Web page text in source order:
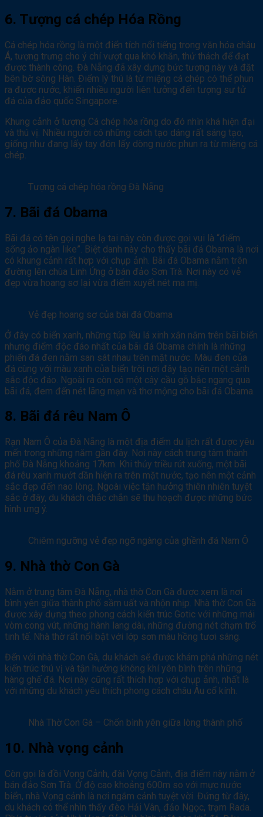
6. Tượng cá chép Hóa Rồng
Cá chép hóa rồng là một điển tích nổi tiếng trong văn hóa châu
Á, tượng trưng cho ý chí vượt qua khó khăn, thử thách để đạt
được thành công. Đà Nẵng đã xây dựng bức tượng này và đặt
bên bờ sông Hàn. Điểm lý thú là từ miệng cá chép có thể phun
ra được nước, khiến nhiều người liên tưởng đến tượng sư tử
đá của đảo quốc Singapore.
Khung cảnh ở tượng Cá chép hóa rồng do đó nhìn khá hiện đại
và thú vị. Nhiều người có những cách tạo dáng rất sáng tạo,
giống như đang lấy tay đón lấy dòng nước phun ra từ miệng cá
chép.
Tượng cá chép hóa rồng Đà Nẵng
7. Bãi đá Obama
Bãi đá có tên gọi nghe lạ tai này còn được gọi vui là “điểm
sống ảo ngàn like”. Biệt danh này cho thấy bãi đá Obama là nơi
có khung cảnh rất hợp với chụp ảnh. Bãi đá Obama nằm trên
đường lên chùa Linh Ứng ở bán đảo Sơn Trà. Nơi này có vẻ
đẹp vừa hoang sơ lại vừa điểm xuyết nét ma mị.
Vẻ đẹp hoang sơ của bãi đá Obama
Ở đây có biển xanh, những túp lều lá xinh xắn nằm trên bãi biển
nhưng điểm độc đáo nhất của bãi đá Obama chính là những
phiến đá đen nằm san sát nhau trên mặt nước. Màu đen của
đá cùng với màu xanh của biển trời nơi đây tạo nên một cảnh
sắc độc đáo. Ngoài ra còn có một cây cầu gỗ bắc ngang qua
bãi đá, đem đến nét lãng mạn và thơ mộng cho bãi đá Obama.
8. Bãi đá rêu Nam Ô
Rạn Nam Ô của Đà Nẵng là một địa điểm du lịch rất được yêu
mến trong những năm gần đây. Nơi này cách trung tâm thành
phố Đà Nẵng khoảng 17km. Khi thủy triều rút xuống, một bãi
đá rêu xanh mướt dần hiện ra trên mặt nước, tạo nên một cảnh
sắc đẹp đến nao lòng. Ngoài việc tận hưởng thiên nhiên tuyệt
sắc ở đây, du khách chắc chắn sẽ thu hoạch được những bức
hình ưng ý.
Chiêm ngưỡng vẻ đẹp ngỡ ngàng của ghềnh đá Nam Ô
9. Nhà thờ Con Gà
Nằm ở trung tâm Đà Nẵng, nhà thờ Con Gà được xem là nơi
bình yên giữa thành phố sầm uất và nhộn nhịp. Nhà thờ Con Gà
được xây dựng theo phong cách kiến trúc Gotic với những mái
vòm cong vút, những hành lang dài, những đường nét chạm trổ
tinh tế. Nhà thờ rất nổi bật với lớp sơn màu hồng tươi sáng.
Đến với nhà thờ Con Gà, du khách sẽ được khám phá những nét
kiến trúc thú vị và tận hưởng không khí yên bình trên những
hàng ghế đá. Nơi này cũng rất thích hợp với chụp ảnh, nhất là
với những du khách yêu thích phong cách châu Âu cổ kính.
Nhà Thờ Con Gà – Chốn bình yên giữa lòng thành phố
10. Nhà vọng cảnh
Còn gọi là đồi Vọng Cảnh, đài Vọng Cảnh, địa điểm này nằm ở
bán đảo Sơn Trà. Ở độ cao khoảng 600m so với mực nước
biển, nhà Vọng cảnh là nơi ngắm cảnh tuyệt vời. Đứng từ đây,
du khách có thể nhìn thấy đèo Hải Vân, đảo Ngọc, trạm Rada.